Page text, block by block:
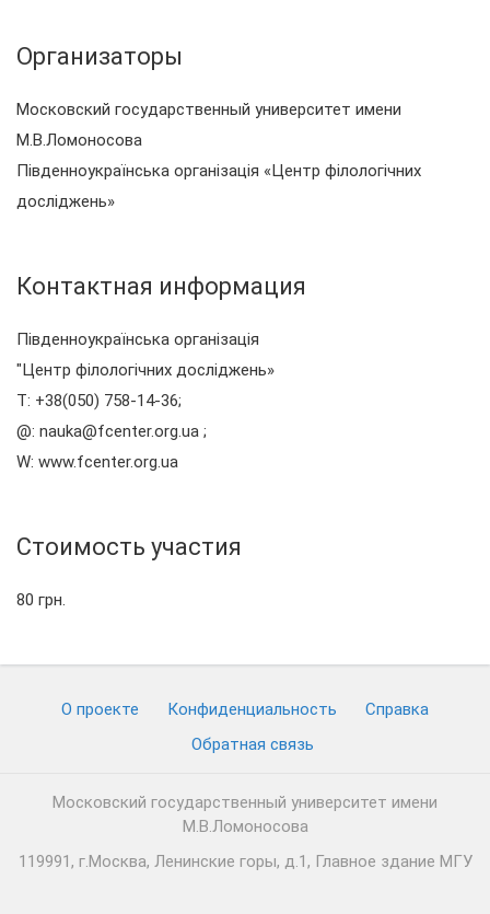
Организаторы
Московский государственный университет имени
М.В.Ломоносова
Південноукраїнська організація «Центр філологічних
досліджень»
Контактная информация
Південноукраїнська організація
"Центр філологічних досліджень»
T: +38(050) 758-14-36;
@: nauka@fcenter.org.ua ;
W: www.fcenter.org.ua
Стоимость участия
80 грн.
О проекте Конфиденциальность
Cправка
Обратная связь
Московский государственный университет имени
М.В.Ломоносова
119991, г.Москва, Ленинские горы, д.1, Главное здание МГУ